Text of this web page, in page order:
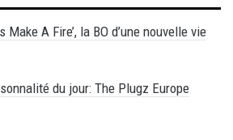
Make A Fire’, la BO d’une nouvelle vie
du jour: The Plugz Europe